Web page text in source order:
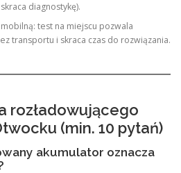
diagnostykę).
test na miejscu pozwala
transportu i skraca czas do rozwiązania.
rozładowującego
(min. 10 pytań)
akumulator oznacza